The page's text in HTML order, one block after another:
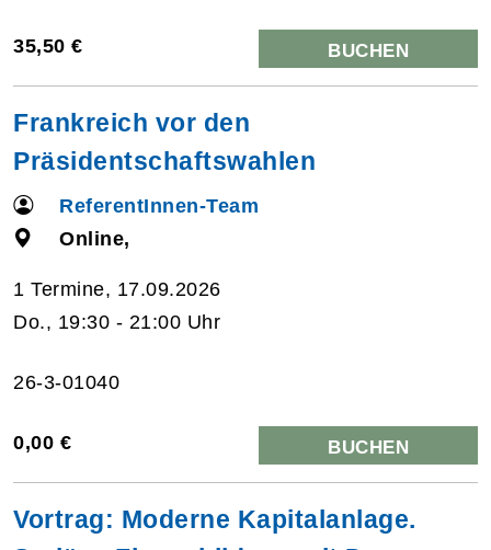
35,50 € BUCHEN
Frankreich vor den
Präsidentschaftswahlen
ReferentInnen-Team
Online,
1 Termine, 17.09.2026
Do., 19:30 - 21:00 Uhr
26-3-01040
0,00 € BUCHEN
Vortrag: Moderne Kapitalanlage.